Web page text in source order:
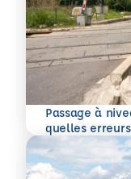
Passage à
quelles
En savoir plus